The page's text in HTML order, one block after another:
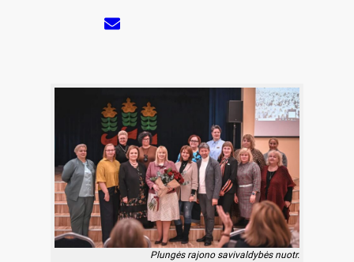
Plungės rajono savivaldybės nuotr.